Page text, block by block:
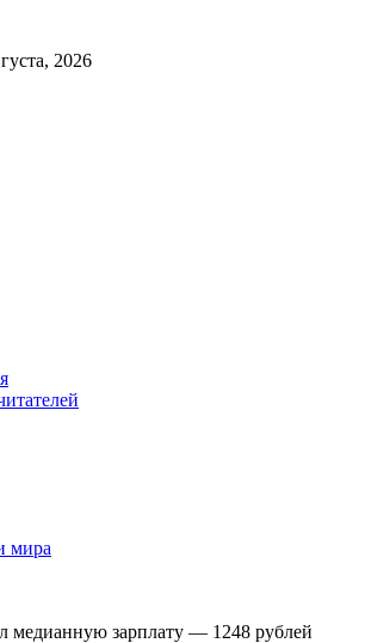
2026
мира
медианную зарплату — 1248 рублей